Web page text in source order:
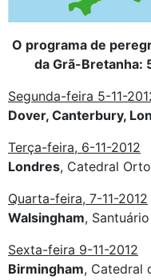
O programa de
da Grã-Bretanha:
Segunda-feira 5-11-
Dover, Canterbury,
Terça-feira, 6-11-2012
Londres, Catedral
Quarta-feira, 7-11-2012
Walsingham,
Sexta-feira 9-11-2012
Birmingham, Catedral